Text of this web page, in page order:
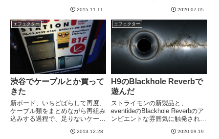
プとか。テープを押さえつけるテ
2015.11.11
す。さて、ケンタといえば、デジ
マのこの動画が音の違いもわかり
やすく、すごく参考になるなあと
思っています。この中で、...
2020.07.05
エフェクター
渋谷でケーブルとか買って
きた
新ボード、いちどばらして再度、
ケーブル類をまとめながら再組み
込みする過程で、足りないケーブ
いろんなモノが入荷されているよ
2013.12.28
エフェクター
H9のBlackhole Reverbで
遊んだ
ストライモンの新製品と、
eventideのBlackhole Reverbのア
ンビエントな雰囲気に触発され
でみたくなりました。というわけ
2020.09.19